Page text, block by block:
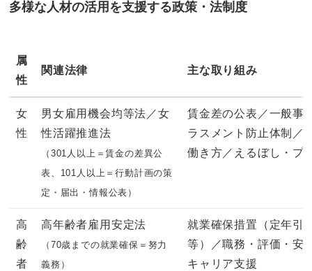
多様な人材の活用を支援する政策・法制度
属
性
関連法律 主な取り組み
女
性
男女雇用機会均等法／女
性活躍推進法
（301人以上＝賃金の差異公
表、101人以上＝行動計画の策
定・届出・情報公表）
賃金差の公表／一般事
ラスメント防止体制／
働き方／えるぼし・プ
高
齢
者
高年齢者雇用安定法
（70歳までの就業確保＝努力
義務）
就業確保措置（定年引
等）／職務・評価・安
キャリア支援